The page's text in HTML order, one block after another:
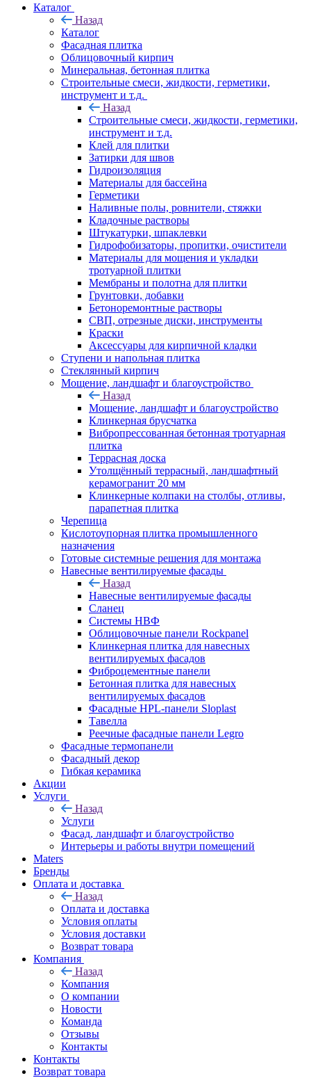
Каталог
Назад
Каталог
Фасадная плитка
Облицовочный кирпич
Минеральная, бетонная плитка
Строительные смеси, жидкости, герметики,
инструмент и т.д.
Назад
Строительные смеси, жидкости, герметики,
инструмент и т.д.
Клей для плитки
Затирки для швов
Гидроизоляция
Материалы для бассейна
Герметики
Наливные полы, ровнители, стяжки
Кладочные растворы
Штукатурки, шпаклевки
Гидрофобизаторы, пропитки, очистители
Материалы для мощения и укладки
тротуарной плитки
Мембраны и полотна для плитки
Грунтовки, добавки
Бетоноремонтные растворы
СВП, отрезные диски, инструменты
Краски
Аксессуары для кирпичной кладки
Ступени и напольная плитка
Cтеклянный кирпич
Мощение, ландшафт и благоустройство
Назад
Мощение, ландшафт и благоустройство
Клинкерная брусчатка
Вибропрессованная бетонная тротуарная
плитка
Террасная доска
Утолщённый террасный, ландшафтный
керамогранит 20 мм
Клинкерные колпаки на столбы, отливы,
парапетная плитка
Черепица
Кислотоупорная плитка промышленного
назначения
Готовые системные решения для монтажа
Навесные вентилируемые фасады
Назад
Навесные вентилируемые фасады
Сланец
Системы НВФ
Облицовочные панели Rockpanel
Клинкерная плитка для навесных
вентилируемых фасадов
Фиброцементные панели
Бетонная плитка для навесных
вентилируемых фасадов
Фасадные HPL-панели Sloplast
Тавелла
Реечные фасадные панели Legro
Фасадные термопанели
Фасадный декор
Гибкая керамика
Акции
Услуги
Назад
Услуги
Фасад, ландшафт и благоустройство
Интерьеры и работы внутри помещений
Maters
Бренды
Оплата и доставка
Назад
Оплата и доставка
Условия оплаты
Условия доставки
Возврат товара
Компания
Назад
Компания
О компании
Новости
Команда
Отзывы
Контакты
Контакты
Возврат товара